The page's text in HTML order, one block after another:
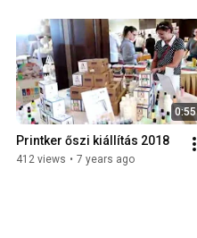
0:55
Printker őszi kiállítás 2018
412 views • 7 years ago